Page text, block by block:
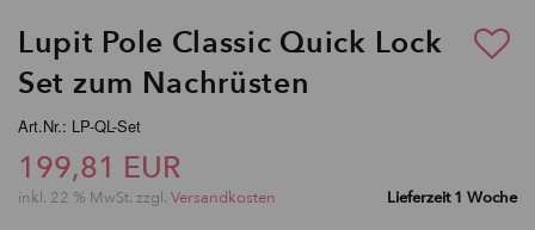
Lupit Pole Classic Quick Lock
Set zum Nachrüsten
Art.Nr.: LP-QL-Set
199,81 EUR
inkl. 22 % MwSt. zzgl. Versandkosten Lieferzeit 1 Woche